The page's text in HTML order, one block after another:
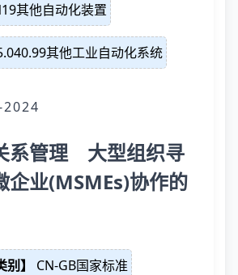
其他自动化装置
其他工业自动化系统
系管理 大型组织寻
企业(MSMEs)协作的
】 CN-GB国家标准